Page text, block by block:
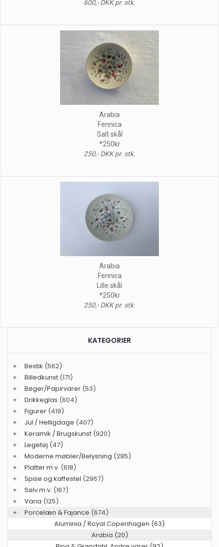
600,- DKK pr. stk.
Arabia
Fennica
Salt skål
*250kr
250,- DKK pr. stk.
Arabia
Fennica
Lille skål
*250kr
250,- DKK pr. stk.
KATEGORIER
+ Bestik (562)
+
Billedkunst (171)
+
Bøger/Papirvarer (53)
+
Drikkeglas (604)
+
Figurer (419)
+
Jul / Helligdage (407)
+
Keramik / Brugskunst (920)
+
Legetøj (47)
+
Moderne møbler/Belysning (285)
+
Platter m.v. (618)
+
Spise og kaffestel (2967)
+
Sølv m.v. (167)
+
Varia (125)
+
Porcelæn & Fajance (674)
Aluminia / Royal Copenhagen (63)
Arabia (20)